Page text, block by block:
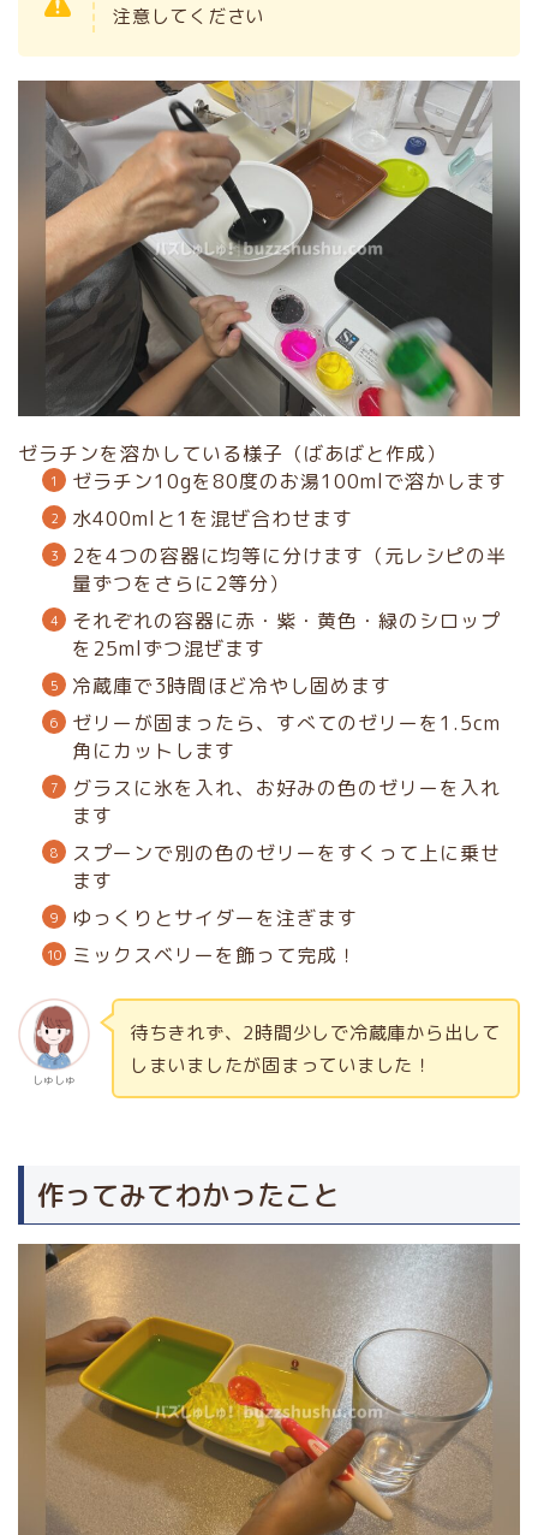
注意してください
ゼラチンを溶かしている様子（ばあばと作成）
ゼラチン10gを80度のお湯100mlで溶かします
水400mlと1を混ぜ合わせます
2を4つの容器に均等に分けます（元レシピの半
量ずつをさらに2等分）
それぞれの容器に赤・紫・黄色・緑のシロップ
を25mlずつ混ぜます
冷蔵庫で3時間ほど冷やし固めます
ゼリーが固まったら、すべてのゼリーを1.5cm
角にカットします
グラスに氷を入れ、お好みの色のゼリーを入れ
ます
スプーンで別の色のゼリーをすくって上に乗せ
ます
ゆっくりとサイダーを注ぎます
ミックスベリーを飾って完成！
しゅしゅ
待ちきれず、2時間少しで冷蔵庫から出して
しまいましたが固まっていました！
作ってみてわかったこと